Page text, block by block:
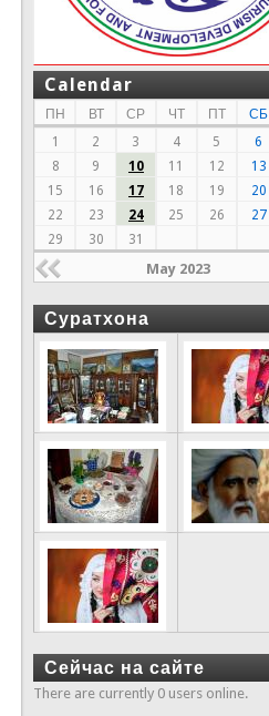
Calendar
ПН ВТ СР ЧТ ПТ СБ
1
2 3 4 5 6
8
9 10 11 12 13
15
16 17 18 19 20
22
23 24 25 26 27
29
30 31
May 2023
Суратхона
Сейчас на сайте
There are currently 0 users online.